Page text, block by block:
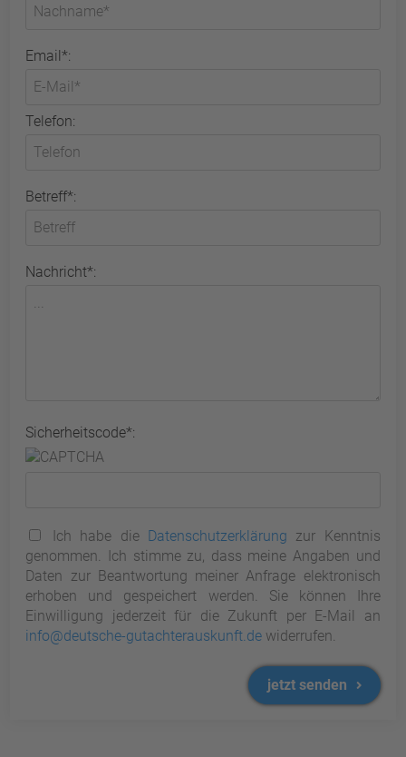
Email*:
Telefon:
Betreff*:
Nachricht*:
Sicherheitscode*:
Ich habe die Datenschutzerklärung zur Kenntnis
genommen. Ich stimme zu, dass meine Angaben und
Daten zur Beantwortung meiner Anfrage elektronisch
erhoben und gespeichert werden. Sie können Ihre
Einwilligung jederzeit für die Zukunft per E-Mail an
info@deutsche-gutachterauskunft.de widerrufen.
jetzt senden